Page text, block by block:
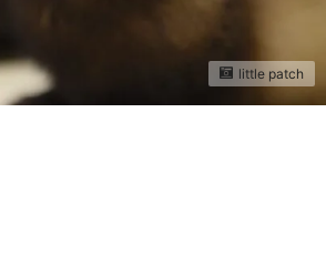
little patch